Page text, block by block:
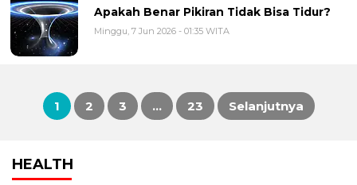
Apakah Benar Pikiran Tidak Bisa Tidur?
Minggu, 7 Jun 2026 - 01:35 WITA
Paginasi
pos
1 2 3 … 23 Selanjutnya
HEALTH